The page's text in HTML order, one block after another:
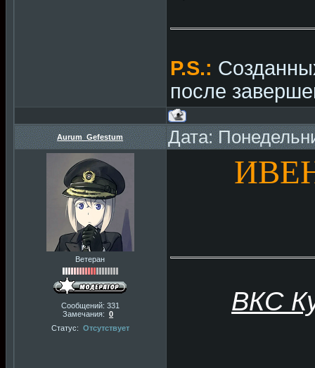
P.S.:
после
Aurum_Gefestum Дата:
Ветеран
Сообщений: 331
Замечания:0
Статус: Отсутствует
ВКС